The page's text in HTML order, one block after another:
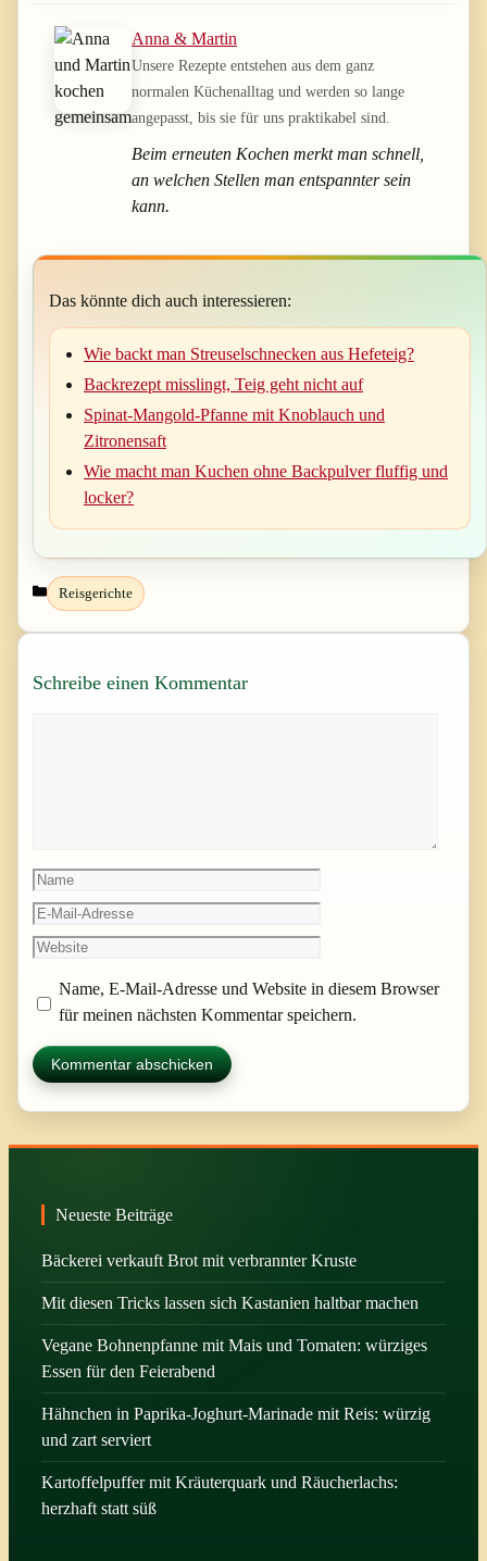
Anna & Martin
Unsere Rezepte entstehen aus dem ganz
normalen Küchenalltag und werden so lange
angepasst, bis sie für uns praktikabel sind.
Beim erneuten Kochen merkt man schnell,
an welchen Stellen man entspannter sein
kann.
Das könnte dich auch interessieren:
Wie backt man Streuselschnecken aus Hefeteig?
Backrezept misslingt, Teig geht nicht auf
Spinat-Mangold-Pfanne mit Knoblauch und
Zitronensaft
Wie macht man Kuchen ohne Backpulver fluffig und
locker?
Kategorien
Reisgerichte
Schreibe einen Kommentar
Name
E-
Mail-
Website
Name, E-Mail-Adresse und Website in diesem Browser
für meinen nächsten Kommentar speichern.
Neueste Beiträge
Bäckerei verkauft Brot mit verbrannter Kruste
Mit diesen Tricks lassen sich Kastanien haltbar machen
Vegane Bohnenpfanne mit Mais und Tomaten: würziges
Essen für den Feierabend
Hähnchen in Paprika-Joghurt-Marinade mit Reis: würzig
und zart serviert
Kartoffelpuffer mit Kräuterquark und Räucherlachs:
herzhaft statt süß